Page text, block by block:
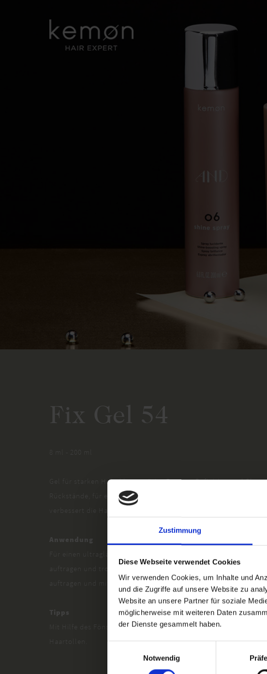
Zustimmung
Diese Webseite verwendet Cookies
Wir verwenden Cookies, um Inhalte und
und die Zugriffe auf unsere Website zu
Website an unsere Partner für soziale
möglicherweise mit weiteren Daten
der Dienste gesammelt haben.
Notwendig
Fix Gel 54
8 ml - 200 ml
Gel für starken Halt, klare, präzise Formen, Definition und
Rückstände, für ein lang anhaltendes Finishing. Trocknet schnell
verbessert die Haartextur.
Anwendung
Für einen ultraglänzenden Wet-Look, das Produkt auf das
auftragen und trocknen lassen. Für einen entschiedeneren Look,
auftragen und mit dem Fön trocknen.
Tipps
Mit Hilfe des Föns eignet es sich ideal zum Strukturieren der
Haartollen.